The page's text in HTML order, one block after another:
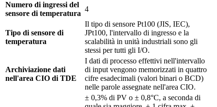
Numero di ingressi del
sensore di temperatura
4
Tipo di sensore di
temperatura
Il tipo di sensore Pt100 (JIS, IEC),
JPt100, l'intervallo di ingresso e la
scalabilità in unità industriali sono gli
stessi per tutti gli I/O.
Archiviazione dati
nell'area CIO di TDE
I dati di processo effettivi nell'intervallo
di input vengono memorizzati in quattro
cifre esadecimali (valori binari o BCD)
nelle parole assegnate nell'area CIO.
± 0,3% di PV o ± 0,8°C, a seconda di